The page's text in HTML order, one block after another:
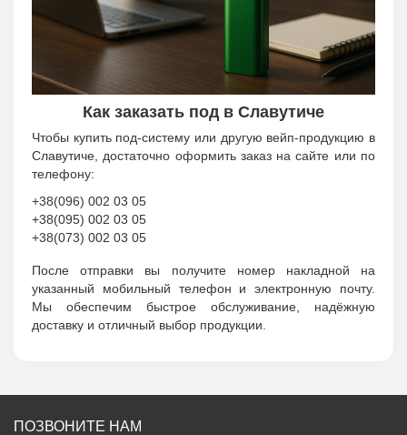
Как заказать под в Славутиче
Чтобы купить под-систему или другую вейп-продукцию в
Славутиче, достаточно оформить заказ на сайте или по
телефону:
+38(096) 002 03 05
+38(095) 002 03 05
+38(073) 002 03 05
После отправки вы получите номер накладной на
указанный мобильный телефон и электронную почту.
Мы обеспечим быстрое обслуживание, надёжную
доставку и отличный выбор продукции.
ПОЗВОНИТЕ НАМ